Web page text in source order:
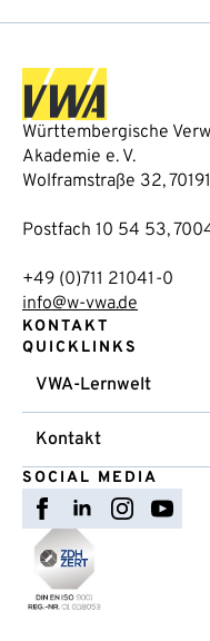
Württembergische
Akademie e. V.
Wolframstraße 32,
Postfach 10 54 53,
+49 (0)711 21041-0
info@w-vwa.de
KONTAKT
QUICKLINKS
VWA-Lernwelt
Kontakt
SOCIAL MEDIA